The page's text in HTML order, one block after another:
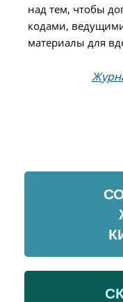
над тем, чтобы
кодами,
материалы для